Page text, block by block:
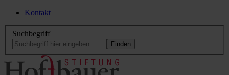
Kontakt
Suchbegriff